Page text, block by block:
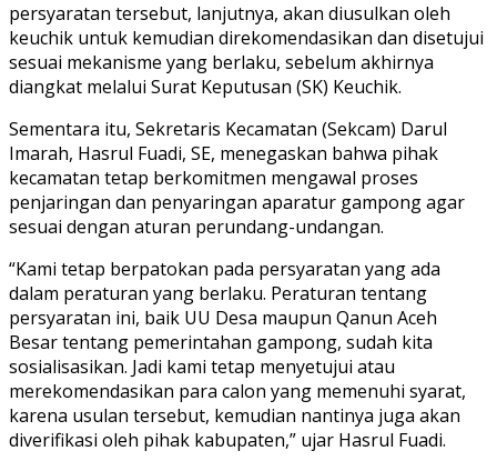
persyaratan tersebut, lanjutnya, akan diusulkan oleh
keuchik untuk kemudian direkomendasikan dan disetujui
sesuai mekanisme yang berlaku, sebelum akhirnya
diangkat melalui Surat Keputusan (SK) Keuchik.
Sementara itu, Sekretaris Kecamatan (Sekcam) Darul
Imarah, Hasrul Fuadi, SE, menegaskan bahwa pihak
kecamatan tetap berkomitmen mengawal proses
penjaringan dan penyaringan aparatur gampong agar
sesuai dengan aturan perundang-undangan.
“Kami tetap berpatokan pada persyaratan yang ada
dalam peraturan yang berlaku. Peraturan tentang
persyaratan ini, baik UU Desa maupun Qanun Aceh
Besar tentang pemerintahan gampong, sudah kita
sosialisasikan. Jadi kami tetap menyetujui atau
merekomendasikan para calon yang memenuhi syarat,
karena usulan tersebut, kemudian nantinya juga akan
diverifikasi oleh pihak kabupaten,” ujar Hasrul Fuadi.